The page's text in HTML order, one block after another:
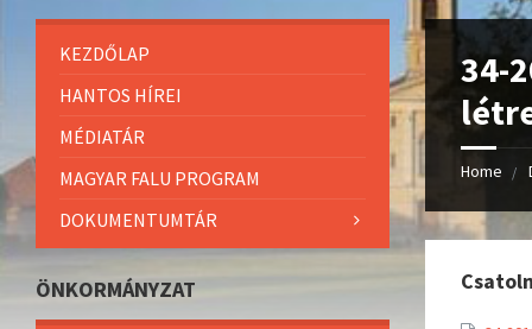
34-
Home
KEZDŐLAP
HANTOS HÍREI
MÉDIATÁR
MAGYAR FALU PROGRAM
DOKUMENTUMTÁR
ÖNKORMÁNYZAT